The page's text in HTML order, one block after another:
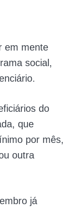
em mente
social,
do
que
por mês,
outra
já